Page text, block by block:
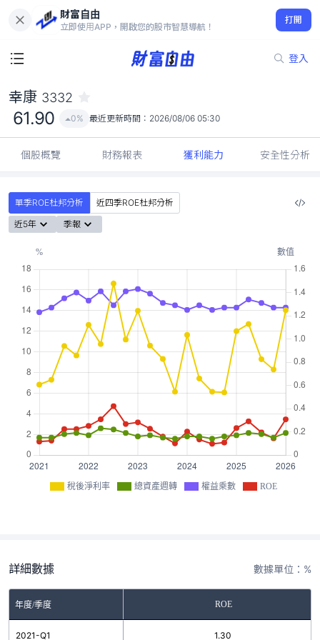
財富自由
立即使用APP，開啟您的股市智慧導航！
打開
登入
61.90
0%
幸康 3332
61.90 0% 最近更新時間： 2026/08/06 05:30
個股概覽 財務報表 獲利能力 安全性分析
單季ROE杜邦分析
近四季ROE杜邦分析
近5年
季報
稅後淨利率 總資產週轉 權益乘數 ROE
詳細數據 數據單位：%
年度/季度 ROE
2021-Q1 1.30